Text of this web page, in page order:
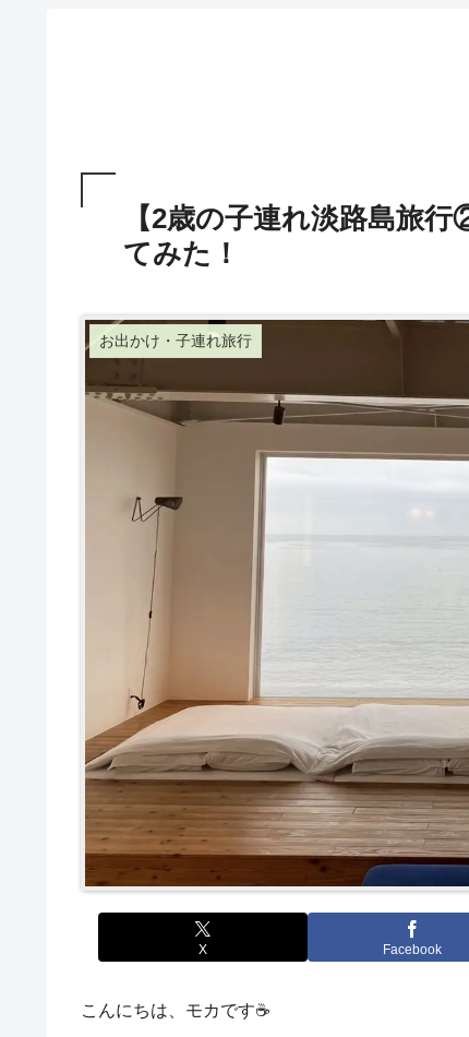
【2歳の子連れ淡路島旅
てみた！
お出かけ・子連れ旅行
X Facebook
こんにちは、モカです☕️